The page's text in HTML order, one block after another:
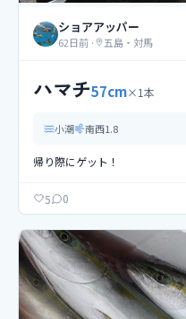
ショアアッパー
62日前 · 五島・対馬
ハマチ57cm×1本
小潮 南西1.8
帰り際にゲット！
5 0